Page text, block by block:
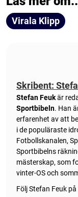
Virala Klipp
Skribent:
Stefan Feukär
Sportbibeln. Han
erfarenhet av att
i de populäraste
Fotbollskanalen,
Sportbibelns
mästerskap, som
vinter-OS och
Följ Stefan Feuk på